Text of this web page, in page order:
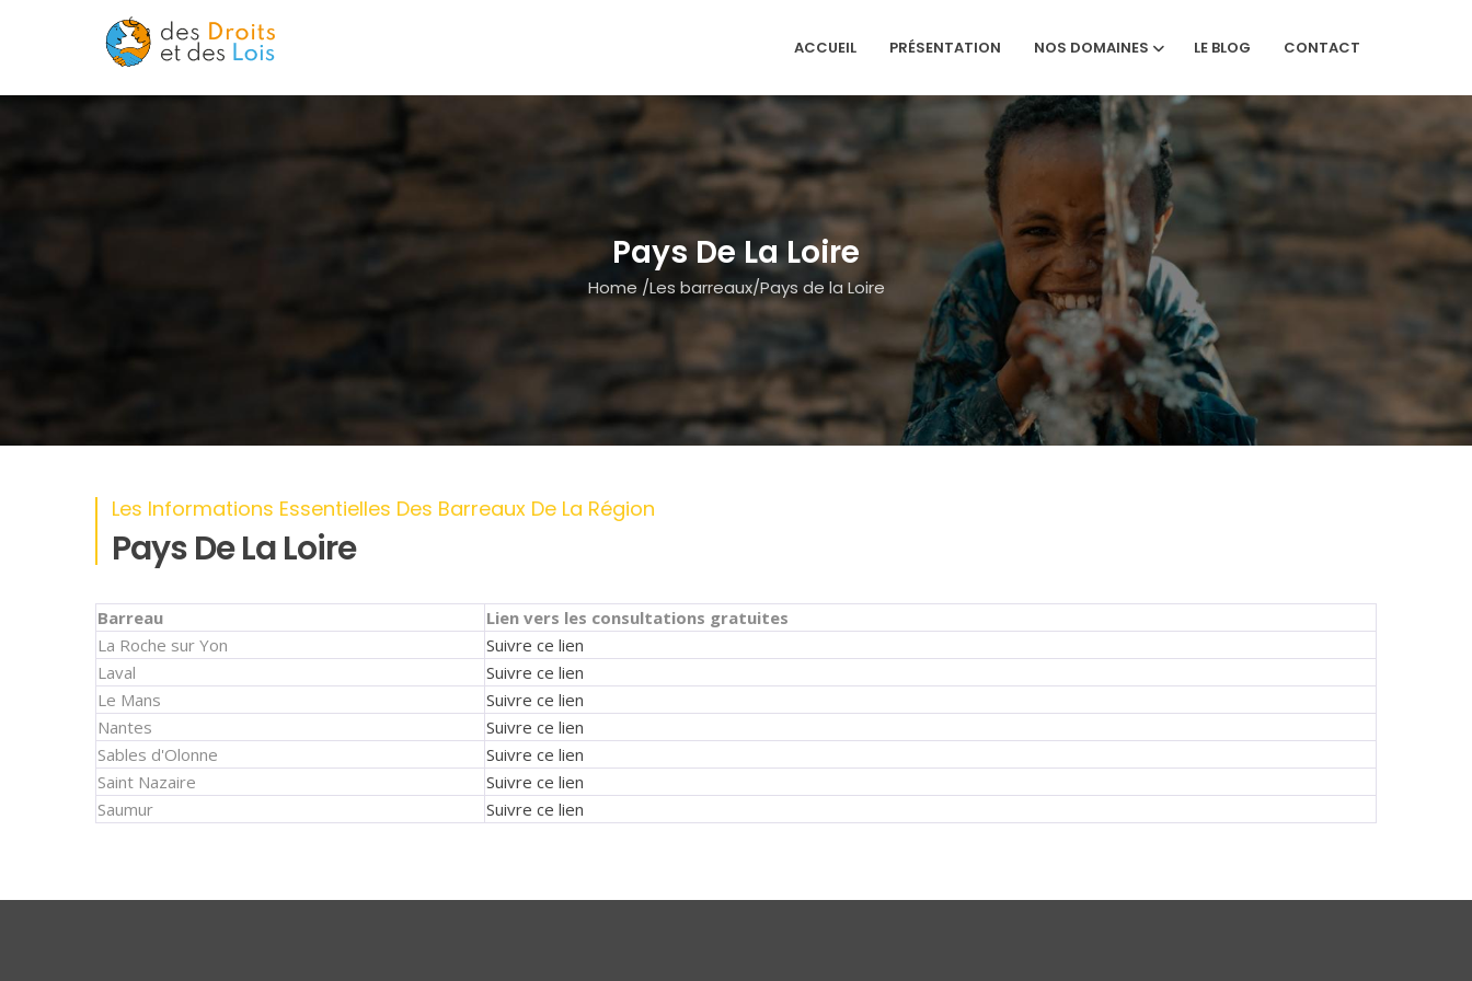
ACCUEIL PRÉSENTATION NOS DOMAINES LE BLOG CONTACT
Pays De La Loire
Home /Les barreaux/Pays de la Loire
Les Informations Essentielles Des Barreaux De La Région
Pays De La Loire
Barreau
Lien vers les consultations gratuites
La Roche sur Yon
Suivre ce lien
Laval
Suivre ce lien
Le Mans
Suivre ce lien
Nantes
Suivre ce lien
Sables d'Olonne
Suivre ce lien
Saint Nazaire
Suivre ce lien
Saumur
Suivre ce lien